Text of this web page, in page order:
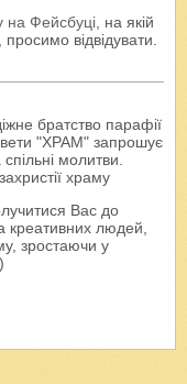
на Фейсбуці, на якій
відвідувати.
братство парафії
"ХРАМ" запрошує
спільні молитви.
храму
Вас до
креативних людей,
зростаючи у